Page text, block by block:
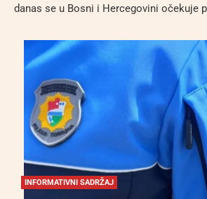
danas se u Bosni i Hercegovini očekuje
INFORMATIVNI SADRŽAJ